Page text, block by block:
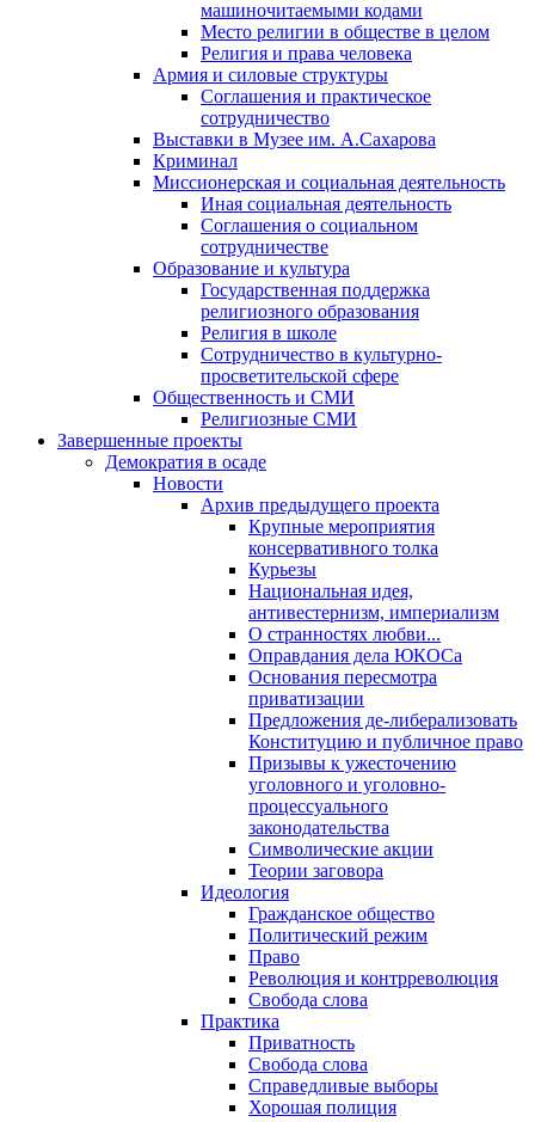
машиночитаемыми кодами
Место религии в обществе в целом
Религия и права человека
Армия и силовые структуры
Соглашения и практическое
сотрудничество
Выставки в Музее им. А.Сахарова
Криминал
Миссионерская и социальная деятельность
Иная социальная деятельность
Соглашения о социальном
сотрудничестве
Образование и культура
Государственная поддержка
религиозного образования
Религия в школе
Сотрудничество в культурно-
просветительской сфере
Общественность и СМИ
Религиозные СМИ
Завершенные проекты
Демократия в осаде
Новости
Архив предыдущего проекта
Крупные мероприятия
консервативного толка
Курьезы
Национальная идея,
антивестернизм, империализм
О странностях любви...
Оправдания дела ЮКОСа
Основания пересмотра
приватизации
Предложения де-либерализовать
Конституцию и публичное право
Призывы к ужесточению
уголовного и уголовно-
процессуального
законодательства
Символические акции
Теории заговора
Идеология
Гражданское общество
Политический режим
Право
Революция и контрреволюция
Свобода слова
Практика
Приватность
Свобода слова
Справедливые выборы
Хорошая полиция